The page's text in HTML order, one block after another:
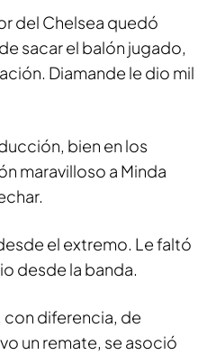
del Chelsea quedó
sacar el balón jugado,
Diamande le dio mil
bien en los
maravilloso a Minda
el extremo. Le faltó
desde la banda.
con diferencia, de
un remate, se asoció